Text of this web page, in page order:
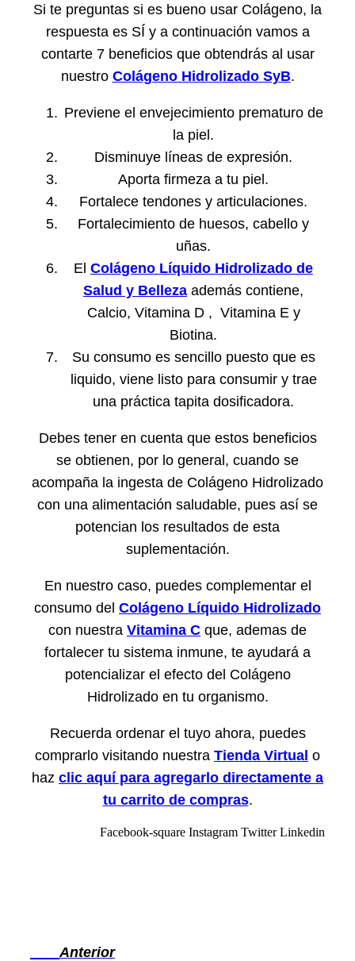
Si te preguntas si es bueno usar Colágeno, la
respuesta es SÍ y a continuación vamos a
contarte 7 beneficios que obtendrás al usar
nuestro Colágeno Hidrolizado SyB.
Previene el envejecimiento prematuro de
la piel.
Disminuye líneas de expresión.
Aporta firmeza a tu piel.
Fortalece tendones y articulaciones.
Fortalecimiento de huesos, cabello y
uñas.
El Colágeno Líquido Hidrolizado de
Salud y Belleza además contiene,
Calcio, Vitamina D , Vitamina E y
Biotina.
Su consumo es sencillo puesto que es
liquido, viene listo para consumir y trae
una práctica tapita dosificadora.
Debes tener en cuenta que estos beneficios
se obtienen, por lo general, cuando se
acompaña la ingesta de Colágeno Hidrolizado
con una alimentación saludable, pues así se
potencian los resultados de esta
suplementación.
En nuestro caso, puedes complementar el
consumo del Colágeno Líquido Hidrolizado
con nuestra Vitamina C que, ademas de
fortalecer tu sistema inmune, te ayudará a
potencializar el efecto del Colágeno
Hidrolizado en tu organismo.
Recuerda ordenar el tuyo ahora, puedes
comprarlo visitando nuestra Tienda Virtual o
haz clic aquí para agregarlo directamente a
tu carrito de compras.
Facebook-square Instagram Twitter Linkedin
Anterior